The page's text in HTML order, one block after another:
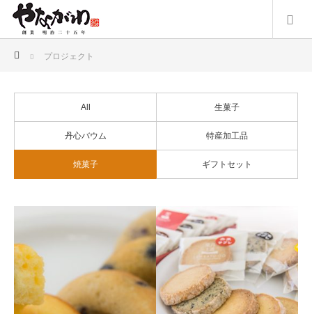
プロジェクト
All 生菓子
丹心バウム 特産加工品
焼菓子 ギフトセット